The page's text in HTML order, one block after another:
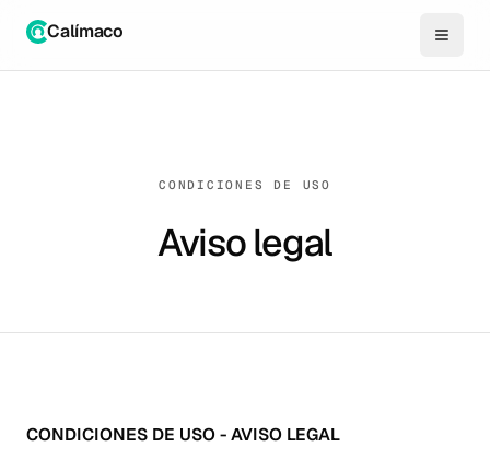
Calímaco
CONDICIONES DE USO
Aviso legal
CONDICIONES DE USO - AVISO LEGAL